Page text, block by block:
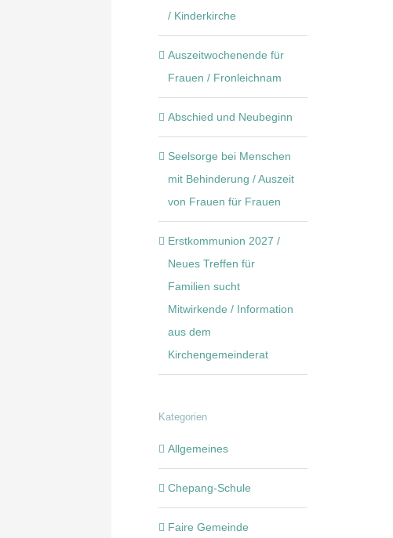
/ Kinderkirche
Auszeitwochenende für
Frauen / Fronleichnam
Abschied und Neubeginn
Seelsorge bei Menschen
mit Behinderung / Auszeit
von Frauen für Frauen
Erstkommunion 2027 /
Neues Treffen für
Familien sucht
Mitwirkende / Information
aus dem
Kirchengemeinderat
Kategorien
Allgemeines
Chepang-Schule
Faire Gemeinde